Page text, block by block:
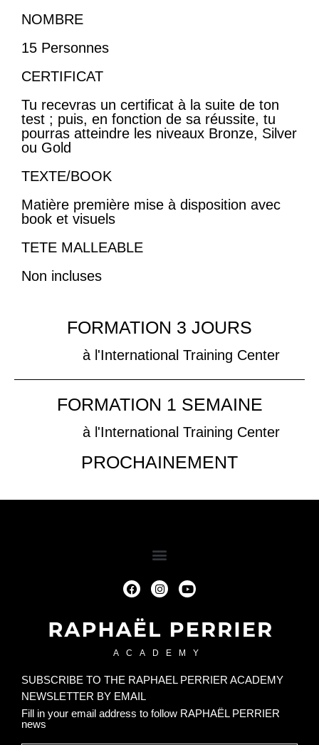
NOMBRE
15 Personnes
CERTIFICAT
Tu recevras un certificat à la suite de ton
test ; puis, en fonction de sa réussite, tu
pourras atteindre les niveaux Bronze, Silver
ou Gold
TEXTE/BOOK
Matière première mise à disposition avec
book et visuels
TETE MALLEABLE
Non incluses
FORMATION 3 JOURS
à l'International Training Center
FORMATION 1 SEMAINE
à l'International Training Center
PROCHAINEMENT
SUBSCRIBE TO THE RAPHAEL PERRIER ACADEMY
NEWSLETTER BY EMAIL
Fill in your email address to follow RAPHAËL PERRIER
news
ACADEMY